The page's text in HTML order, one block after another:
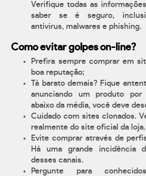
Verifique todas as
saber se é seguro,
antívirus, malwares e phishing.
Como evitar golpes on-line?
Prefira sempre comprar em
boa reputação;
Tá barato demais? Fique
anunciando um produto
abaixo da média, você deve
Cuidado com sites clonados.
realmente do site oficial da loja.
Evite comprar através de
Há uma grande incidência
desses canais.
Pergunte para